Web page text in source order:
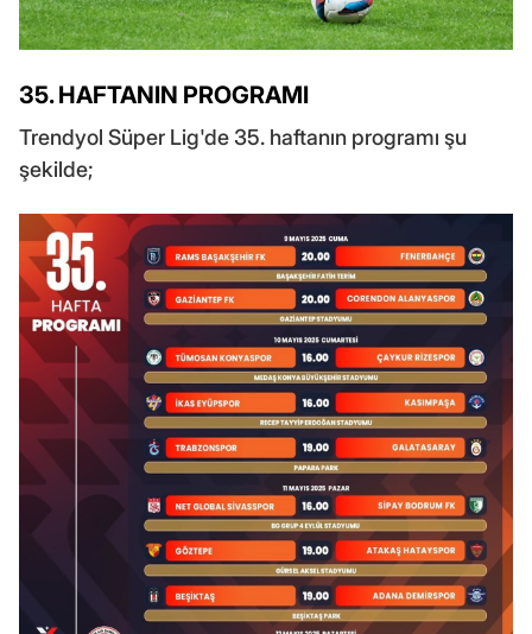
35. HAFTANIN PROGRAMI
Trendyol Süper Lig'de 35. haftanın programı şu
şekilde;